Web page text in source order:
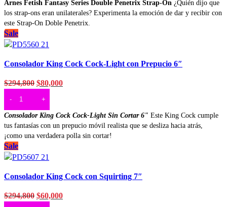
Arnes Fetish Fantasy Series Double Penetrix Strap-On ¿Quién dijo que
los strap-ons eran unilaterales? Experimenta la emoción de dar y recibir con
este Strap-On Doble Penetrix.
Sale
Agregar a deseos
Consolador King Cock Cock-Light con Prepucio 6″
$294,800 $80,000
AÑADIR AL CARRITO
Consolador King Cock Cock-Light Sin Cortar 6" Este King Cock cumple
tus fantasías con un prepucio móvil realista que se desliza hacia atrás,
¡como una verdadera polla sin cortar!
Sale
Agregar a deseos
Consolador King Cock con Squirting 7″
$294,800 $60,000